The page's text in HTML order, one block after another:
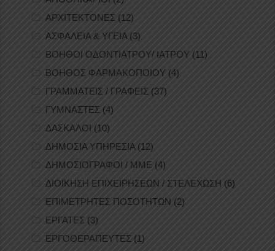
ΑΡΧΙΤΕΚΤΟΝΕΣ (12)
ΑΣΦΑΛΕΙΑ & ΥΓΕΙΑ (3)
ΒΟΗΘΟΙ ΟΔΟΝΤΙΑΤΡΟΥ/ ΙΑΤΡΟΥ (11)
ΒΟΗΘΟΣ ΦΑΡΜΑΚΟΠΟΙΟΥ (4)
ΓΡΑΜΜΑΤΕΙΣ / ΓΡΑΦΕΙΣ (37)
ΓΥΜΝΑΣΤΕΣ (4)
ΔΑΣΚΑΛΟΙ (10)
ΔΗΜΟΣΙΑ ΥΠΗΡΕΣΙΑ(12)
ΔΗΜΟΣΙΟΓΡΑΦΟΙ / ΜΜΕ (4)
ΔΙΟΙΚΗΣΗ ΕΠΙΧΕΙΡΗΣΕΩΝ / ΣΤΕΛΕΧΩΣΗ (6)
ΕΠΙΜΕΤΡΗΤΕΣ ΠΟΣΟΤΗΤΩΝ (2)
ΕΡΓΑΤΕΣ (3)
ΕΡΓΟΘΕΡΑΠΕΥΤΕΣ (1)